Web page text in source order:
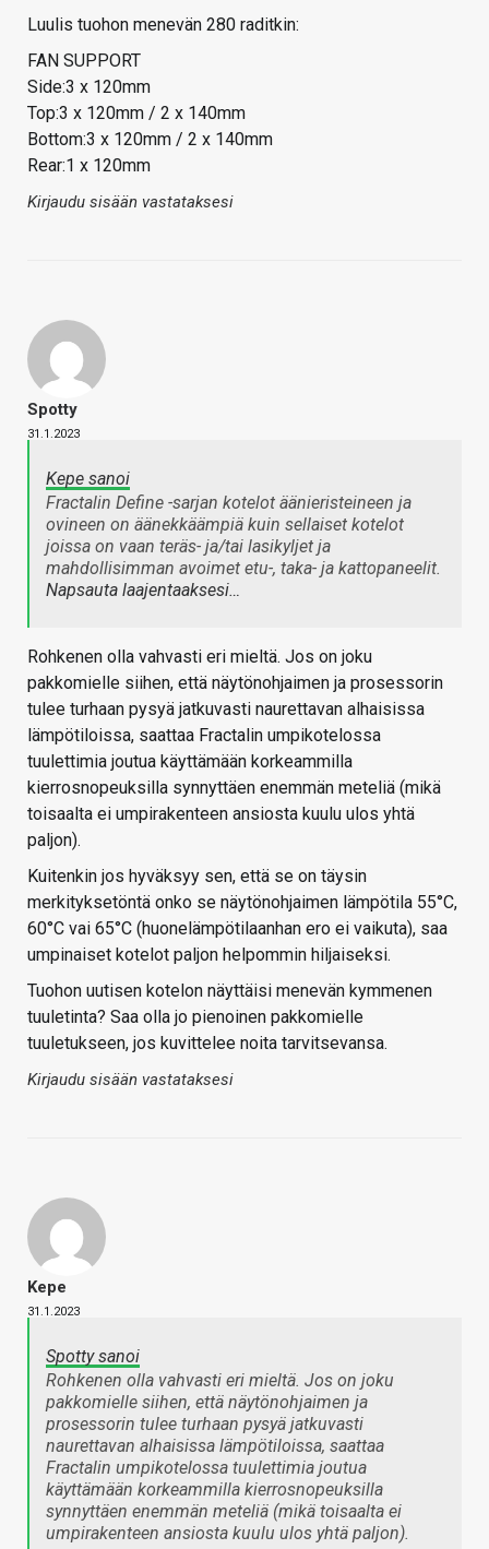
Luulis tuohon menevän 280 raditkin:
FAN SUPPORT
Side:3 x 120mm
Top:3 x 120mm / 2 x 140mm
Bottom:3 x 120mm / 2 x 140mm
Rear:1 x 120mm
Kirjaudu sisään vastataksesi
Spotty
31.1.2023
Kepe sanoi
Fractalin Define -sarjan kotelot äänieristeineen ja
ovineen on äänekkäämpiä kuin sellaiset kotelot
joissa on vaan teräs- ja/tai lasikyljet ja
mahdollisimman avoimet etu-, taka- ja kattopaneelit.
Napsauta laajentaaksesi…
Rohkenen olla vahvasti eri mieltä. Jos on joku
pakkomielle siihen, että näytönohjaimen ja prosessorin
tulee turhaan pysyä jatkuvasti naurettavan alhaisissa
lämpötiloissa, saattaa Fractalin umpikotelossa
tuulettimia joutua käyttämään korkeammilla
kierrosnopeuksilla synnyttäen enemmän meteliä (mikä
toisaalta ei umpirakenteen ansiosta kuulu ulos yhtä
paljon).
Kuitenkin jos hyväksyy sen, että se on täysin
merkityksetöntä onko se näytönohjaimen lämpötila 55°C,
60°C vai 65°C (huonelämpötilaanhan ero ei vaikuta), saa
umpinaiset kotelot paljon helpommin hiljaiseksi.
Tuohon uutisen kotelon näyttäisi menevän kymmenen
tuuletinta? Saa olla jo pienoinen pakkomielle
tuuletukseen, jos kuvittelee noita tarvitsevansa.
Kirjaudu sisään vastataksesi
Kepe
31.1.2023
Spotty sanoi
Rohkenen olla vahvasti eri mieltä. Jos on joku
pakkomielle siihen, että näytönohjaimen ja
prosessorin tulee turhaan pysyä jatkuvasti
naurettavan alhaisissa lämpötiloissa, saattaa
Fractalin umpikotelossa tuulettimia joutua
käyttämään korkeammilla kierrosnopeuksilla
synnyttäen enemmän meteliä (mikä toisaalta ei
umpirakenteen ansiosta kuulu ulos yhtä paljon).